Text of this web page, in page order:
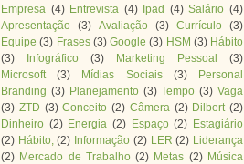
Empresa (4) Entrevista (4) Ipad (4) Salário (4)
Apresentação (3) Avaliação (3) Currículo (3)
Equipe (3) Frases (3) Google (3) HSM (3) Hábito
(3)
Infográfico (3) Marketing Pessoal
(3)
Microsoft
(3) Mídias Sociais (3)
Personal
Branding (3) Planejamento (3) Tempo (3) Vaga
(3) ZTD (3) Conceito (2) Câmera (2) Dilbert (2)
Dinheiro (2) Energia (2) Espaço (2) Estagiário
(2) Hábito; (2) Informação (2) LER (2) Liderança
(2) Mercado de Trabalho (2) Metas (2) Música